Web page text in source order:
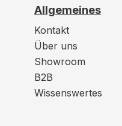
Allgemeines
Kontakt
Über uns
Showroom
B2B
Wissenswertes